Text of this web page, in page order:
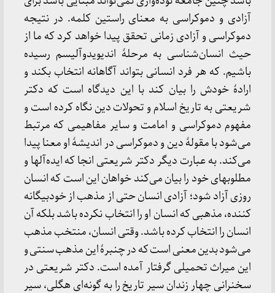
آزادی و دموکراسی به معنای راستین کلمه. در نتیجه
دموکراسی و آزادی زمانی تحقق پیدا خواهد کرد که ما از
حیث انسان‌شناسی به مرحلۀ اندیویدوآلیسم رسیده
باشیم. که هر فرد انسانی بتواند آگاهانه انتخاب بکند و
ارادۀ خودش را بیان کند با این دیدگاه است که دکتر
شریعتی به تاریخ اسلام و تحولات دین نگاه کرده است و
مفهوم دموکراسی و امامت و سایر مفاهیمی که مرتبط
می‌شود با مقولۀ دین و دموکراسی در اندیشۀ او معنا پیدا
می‌کند. به عبارت دیگر دکتر شریعتی انجا که ایده‌آلها و
مطلوبهای خود را بیان می‌کند خواهان این است که انسان
روزی آزاد شود؛ آزادی انسان حتی از مذهب از خودبیگانه‌
کننده، مذهبی که انسان او را انتخاب نکرده باشد بلکه آن
انسان را انتخاب کرده باشد. وقتی انسان، منتخب مذهب
می‌شود بدین معنی است که در چنبرۀ این مذهب سنتی و
این میراث تحمیلی گرفتار آمده است. دکتر شریعتی در
سخنرانی چهار زندان سیر تاریخ را به گونه‌ای هگلی، سیر